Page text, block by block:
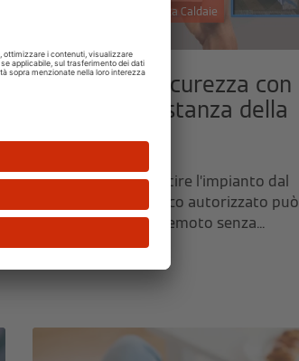
25 marzo 2021 | Assistenza Caldaie
Comodità e sicurezza con
gestione a distanza della
caldaia
Oggi è possibile gestire l’impianto dal
telefonino. E il tecnico autorizzato può
fare assistenza da remoto senza...